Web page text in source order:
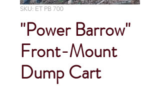
SKU: ET PB 700
"Power Barrow"
Front-Mount
Dump Cart